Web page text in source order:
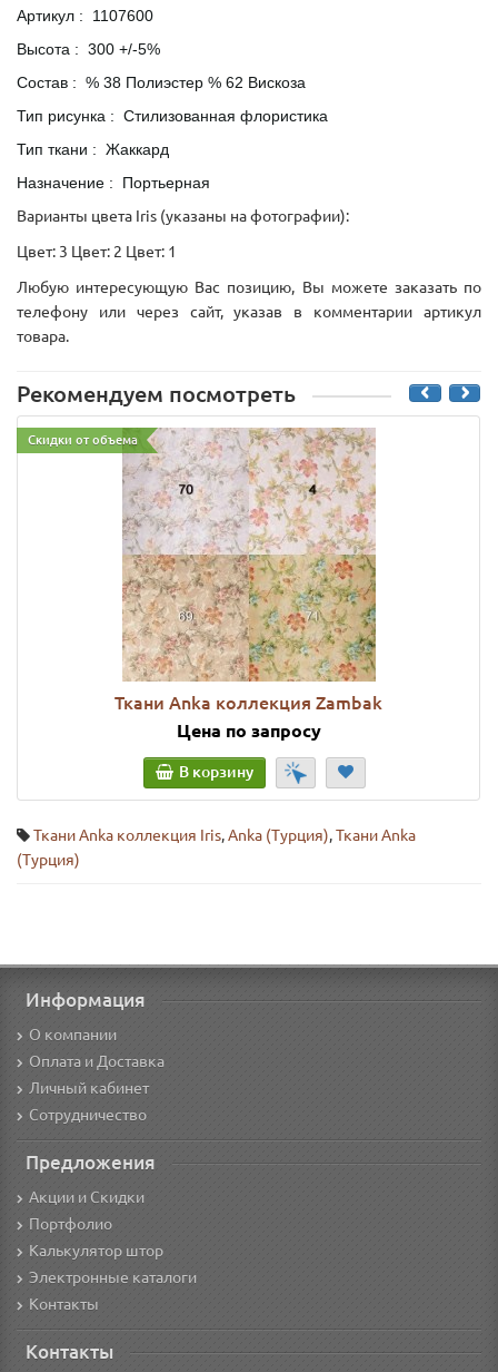
Артикул : 1107600
Высота : 300 +/-5%
Состав : % 38 Полиэстер % 62 Вискоза
Тип рисунка : Стилизованная флористика
Тип ткани : Жаккард
Назначение : Портьерная
Варианты цвета Iris (указаны на фотографии):
Цвет: 3 Цвет: 2 Цвет: 1
Любую интересующую Вас позицию, Вы можете заказать по
телефону или через сайт, указав в комментарии артикул
товара.
Рекомендуем посмотреть
Скидки от объема
Ткани Anka коллекция Zambak
Цена по запросу
В корзину
Ткани Anka коллекция Iris,Anka (Турция),Ткани Anka
(Турция)
Информация
О компании
Оплата и Доставка
Личный кабинет
Сотрудничество
Предложения
Акции и Скидки
Портфолио
Калькулятор штор
Электронные каталоги
Контакты
Контакты